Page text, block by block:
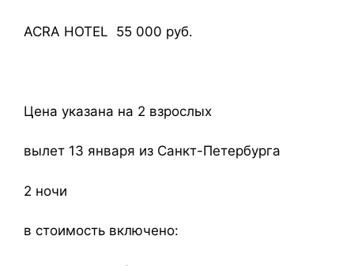
ACRA HOTEL 55 000 руб.
Цена указана на 2 взрослых
вылет 13 января из Санкт-Петербурга
2 ночи
в стоимость включено: